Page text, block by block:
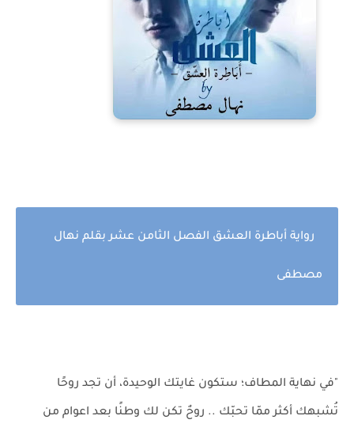
رواية أباطرة العشق الفصل الثامن عشر بقلم نهال
مصطفى
‏"في نهاية المطاف؛ ستكون غايتك الوحيدة، أن تجد روحًا
تُشبهك أكثر ممّا تحبّك .. روحٌ تكن لك وطنًا بعد اعوام من